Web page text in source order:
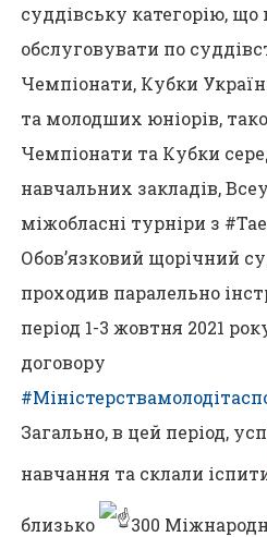
суддівську категорію, що
обслуговувати по
Чемпіонати, Кубки
та молодших юніорів,
Чемпіонати та Кубки
навчальних закладів,
міжобласні турніри з
Обов’язковий щорічний
проходив паралельно
період 1-3 жовтня 2021
договору
Загально, в цей період,
навчання та склали
близько
300